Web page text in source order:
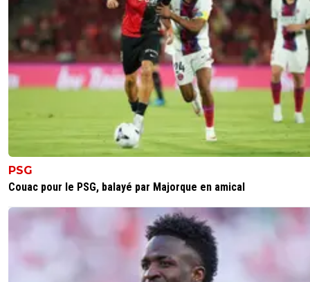
PSG
Couac pour le PSG, balayé par Majorque en amical